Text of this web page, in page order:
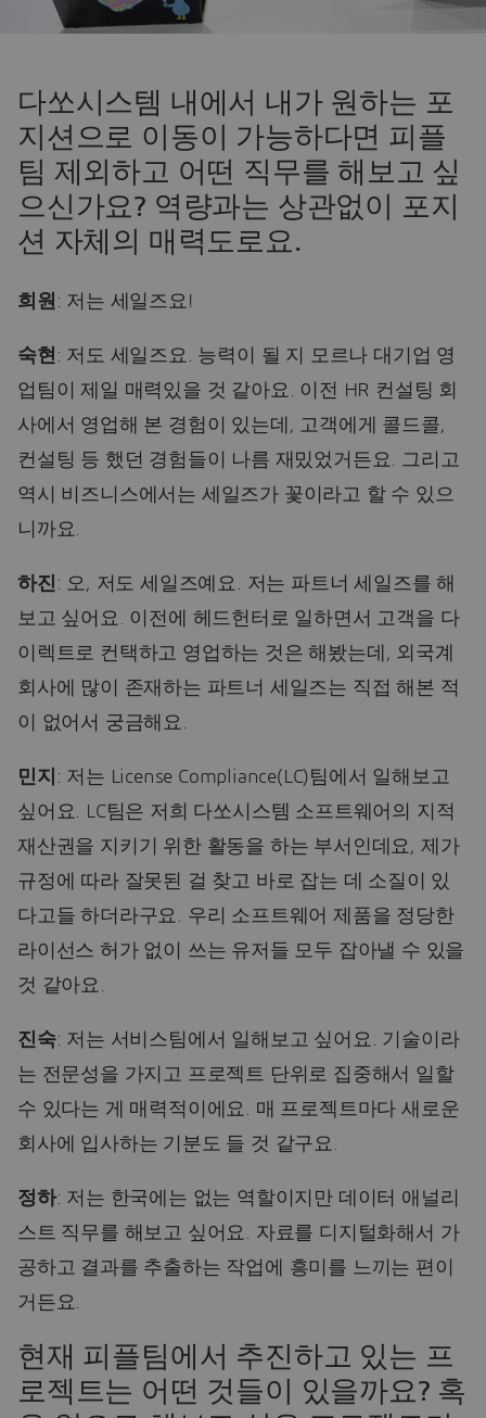
다쏘시스템 내에서 내가 원하는 포
지션으로 이동이 가능하다면 피플
팀 제외하고 어떤 직무를 해보고 싶
으신가요? 역량과는 상관없이 포지
션 자체의 매력도로요.
희원 : 저는 세일즈요!
숙현 : 저도 세일즈요. 능력이 될 지 모르나 대기업 영
업팀이 제일 매력있을 것 같아요. 이전 HR 컨설팅 회
사에서 영업해 본 경험이 있는데, 고객에게 콜드콜,
컨설팅 등 했던 경험들이 나름 재밌었거든요. 그리고
역시 비즈니스에서는 세일즈가 꽃이라고 할 수 있으
니까요.
하진 : 오, 저도 세일즈예요. 저는 파트너 세일즈를 해
보고 싶어요. 이전에 헤드헌터로 일하면서 고객을 다
이렉트로 컨택하고 영업하는 것은 해봤는데, 외국계
회사에 많이 존재하는 파트너 세일즈는 직접 해본 적
이 없어서 궁금해요.
민지 : 저는 License Compliance(LC)팀에서 일해보고
싶어요. LC팀은 저희 다쏘시스템 소프트웨어의 지적
재산권을 지키기 위한 활동을 하는 부서인데요, 제가
규정에 따라 잘못된 걸 찾고 바로 잡는 데 소질이 있
다고들 하더라구요. 우리 소프트웨어 제품을 정당한
라이선스 허가 없이 쓰는 유저들 모두 잡아낼 수 있을
것 같아요.
진숙: 저는 서비스팀에서 일해보고 싶어요. 기술이라
는 전문성을 가지고 프로젝트 단위로 집중해서 일할
수 있다는 게 매력적이에요. 매 프로젝트마다 새로운
회사에 입사하는 기분도 들 것 같구요.
정하: 저는 한국에는 없는 역할이지만 데이터 애널리
스트 직무를 해보고 싶어요. 자료를 디지털화해서 가
공하고 결과를 추출하는 작업에 흥미를 느끼는 편이
거든요.
현재 피플팀에서 추진하고 있는 프
로젝트는 어떤 것들이 있을까요? 혹